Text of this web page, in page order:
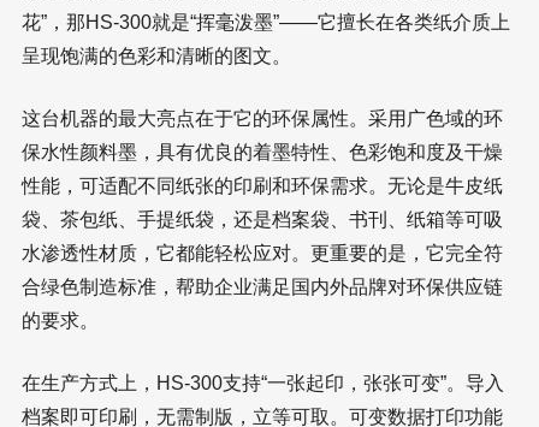
花”，那HS-300就是“挥毫泼墨”——它擅长在各类纸介质上
呈现饱满的色彩和清晰的图文。
这台机器的最大亮点在于它的环保属性。采用广色域的环
保水性颜料墨，具有优良的着墨特性、色彩饱和度及干燥
性能，可适配不同纸张的印刷和环保需求。无论是牛皮纸
袋、茶包纸、手提纸袋，还是档案袋、书刊、纸箱等可吸
水渗透性材质，它都能轻松应对。更重要的是，它完全符
合绿色制造标准，帮助企业满足国内外品牌对环保供应链
的要求。
在生产方式上，HS-300支持“一张起印，张张可变”。导入
档案即可印刷，无需制版，立等可取。可变数据打印功能